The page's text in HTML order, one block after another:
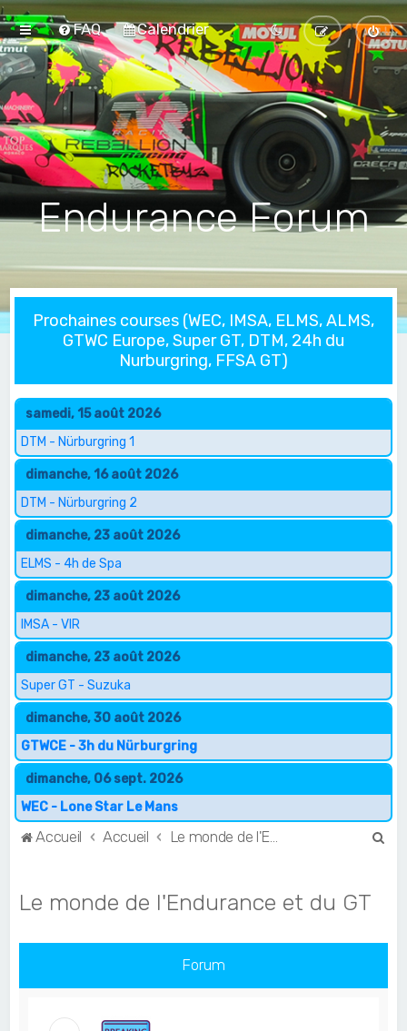
FAQ Calendrier
Endurance Forum
Prochaines courses (WEC, IMSA, ELMS, ALMS,
GTWC Europe, Super GT, DTM, 24h du
Nurburgring, FFSA GT)
samedi, 15 août 2026
DTM - Nürburgring 1
dimanche, 16 août 2026
DTM - Nürburgring 2
dimanche, 23 août 2026
ELMS - 4h de Spa
dimanche, 23 août 2026
IMSA - VIR
dimanche, 23 août 2026
Super GT - Suzuka
dimanche, 30 août 2026
GTWCE - 3h du Nürburgring
dimanche, 06 sept. 2026
WEC - Lone Star Le Mans
Accueil Accueil
c
Le monde de l'Endurance et du GT
Forum